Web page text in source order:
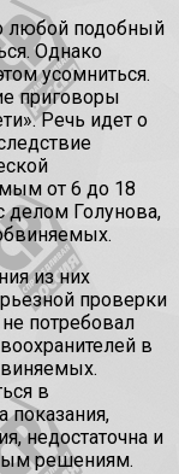
любой подобный
Однако
усомниться.
приговоры
Речь идет о
от 6 до 18
делом Голунова,
из них
проверки
потребовал
в
в
показания,
недостаточна и
решениям.